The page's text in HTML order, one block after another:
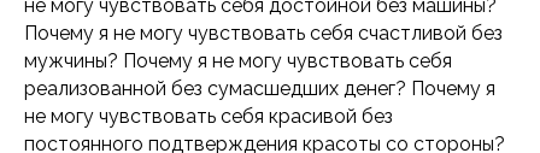
не могу чувствовать себя достойной без машины?
Почему я не могу чувствовать себя счастливой без
мужчины? Почему я не могу чувствовать себя
реализованной без сумасшедших денег? Почему я
не могу чувствовать себя красивой без
постоянного подтверждения красоты со стороны?